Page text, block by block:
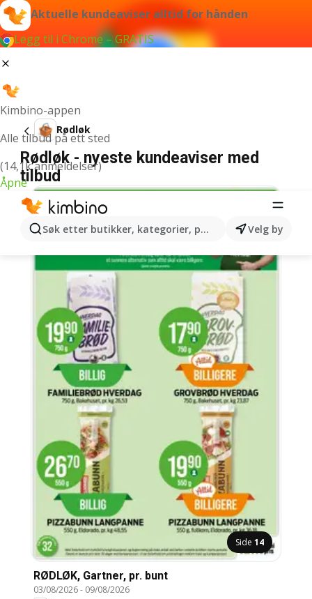
Aktuelle kundeaviser alltid for hånden
Legg til i Chrome – GRATIS
Kimbino-appen
Alle tilbud på ett sted
(14,1k anmeldelser)
Åpne
Søk etter butikker, kategorier, produkter...Velg by
Rødløk
Rødløk - nyeste kundeaviser med
tilbud
Side 14
RØDLØK, Gartner, pr. bunt
03/08/2026- 09/08/2026